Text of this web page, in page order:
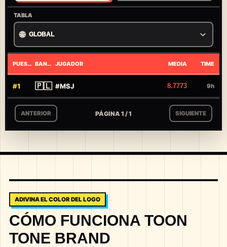
TABLA
🌐 GLOBAL
PUESTO BANDERA JUGADOR MEDIA TIME
#1 🇵🇱 #MSJ 8.7773 9h
ANTERIOR PÁGINA 1 / 1 SIGUIENTE
ADIVINA EL COLOR DEL LOGO
CÓMO FUNCIONA TOON
TONE BRAND